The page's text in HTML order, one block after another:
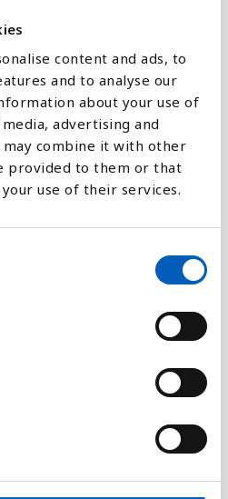
content and ads, to
and to analyse our
about your use of
advertising and
combine it with other
provided to them or that
use of their services.
som misslyckad när
stater baserar sig på 12
120 poäng på indexet. Ju
är staten enligt
tjänster,
rättigheter,
Målet med indexet